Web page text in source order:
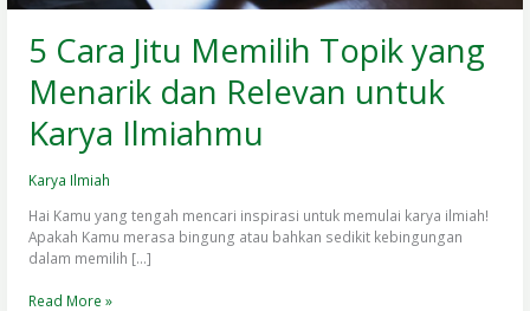
5 Cara Jitu Memilih Topik yang
Menarik dan Relevan untuk
Karya Ilmiahmu
Karya Ilmiah
Hai Kamu yang tengah mencari inspirasi untuk memulai karya ilmiah!
Apakah Kamu merasa bingung atau bahkan sedikit kebingungan
dalam memilih […]
Read More »